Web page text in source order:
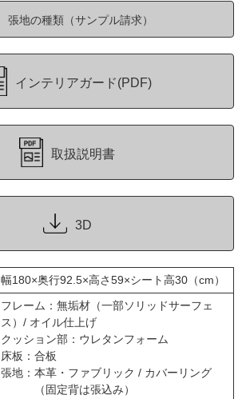
張地の種類（サンプル請求）
インテリアガード(PDF)
取扱説明書
3D
幅180×奥行92.5×高さ59×シート高30（cm）
フレーム：無垢材（一部ソリッドサーフェ
ス）/ オイル仕上げ
クッション部：ウレタンフォーム
床板：合板
張地：本革・ファブリック / カバーリング
（固定背は張込み）